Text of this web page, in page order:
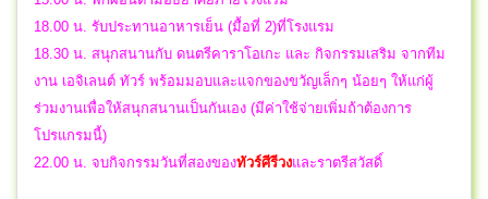
18.00 น. รับประทานอาหารเย็น (มื้อที่ 2)ที่โรงแรม
18.30 น. สนุกสนานกับ ดนตรีคาราโอเกะ และ กิจกรรมเสริม จากทีม
งาน เอจิเลนต์ ทัวร์ พร้อมมอบและแจกของขวัญเล็กๆ น้อยๆ ให้แก่ผู้
ร่วมงานเพื่อให้สนุกสนานเป็นกันเอง (มีค่าใช้จ่ายเพิ่มถ้าต้องการ
โปรแกรมนี้)
22.00 น. จบกิจกรรมวันที่สองของทัวร์ศีรีวงและราตรีสวัสดิ์